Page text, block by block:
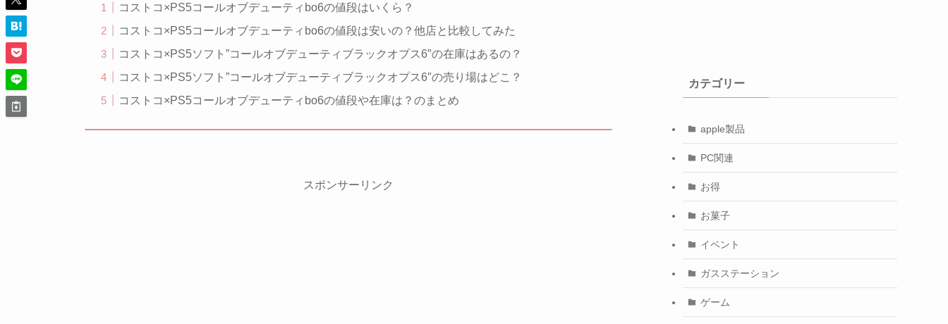
コストコ×PS5コールオブデューティbo6の値段はいくら？
コストコ×PS5コールオブデューティbo6の値段は安いの？他店と比較してみた
コストコ×PS5ソフト”コールオブデューティブラックオプス6″の在庫はあるの？
コストコ×PS5ソフト”コールオブデューティブラックオプス6″の売り場はどこ？
コストコ×PS5コールオブデューティbo6の値段や在庫は？のまとめ
スポンサーリンク
カテゴリー
apple製品
PC関連
お得
お菓子
イベント
ガスステーション
ゲーム